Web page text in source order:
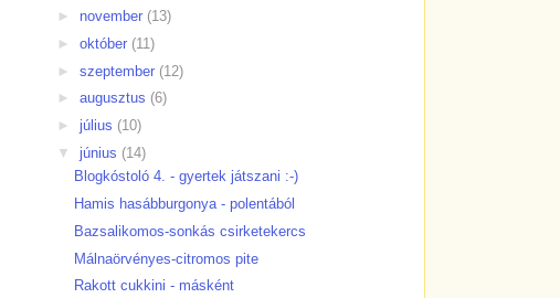
► november (13)
► október (11)
► szeptember (12)
► augusztus (6)
► július (10)
▼ június (14)
Blogkóstoló 4. - gyertek játszani :-)
Hamis hasábburgonya - polentából
Bazsalikomos-sonkás csirketekercs
Málnaörvényes-citromos pite
Rakott cukkini - másként